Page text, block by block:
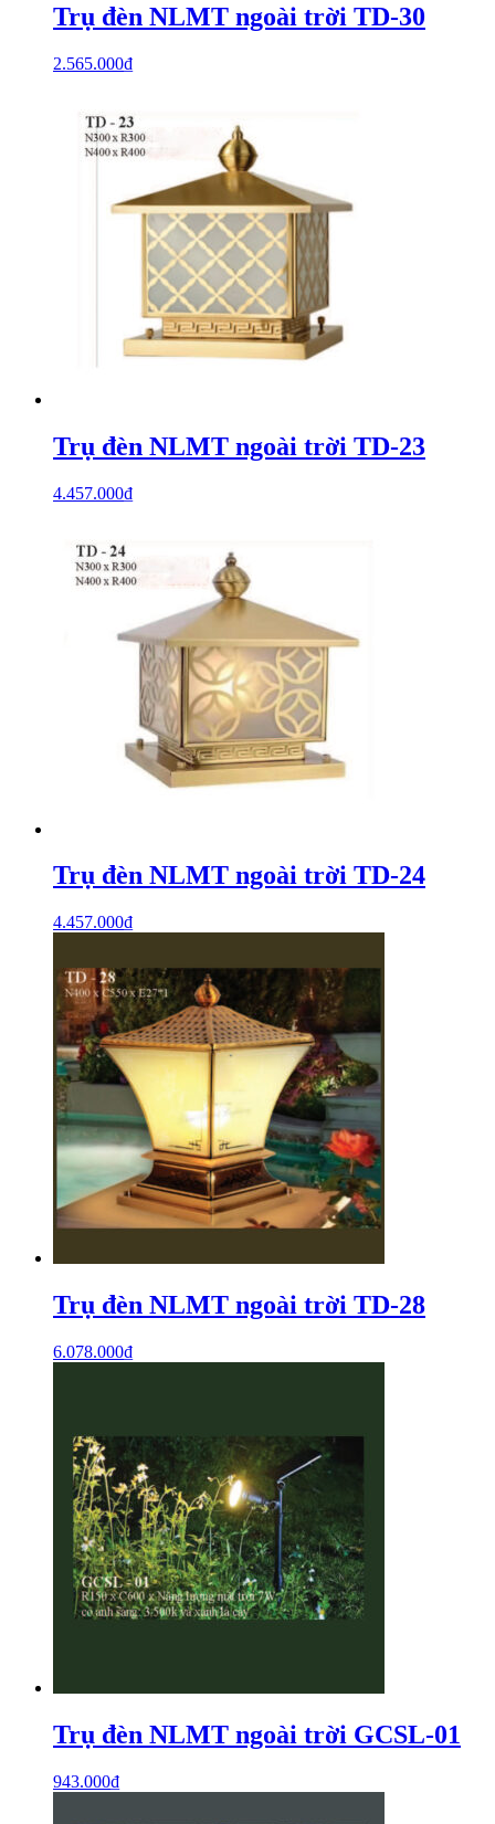
Trụ đèn NLMT ngoài trời TD-30
2.565.000₫
Trụ đèn NLMT ngoài trời TD-23
4.457.000₫
Trụ đèn NLMT ngoài trời TD-24
4.457.000₫
Trụ đèn NLMT ngoài trời TD-28
6.078.000₫
Trụ đèn NLMT ngoài trời GCSL-01
943.000₫